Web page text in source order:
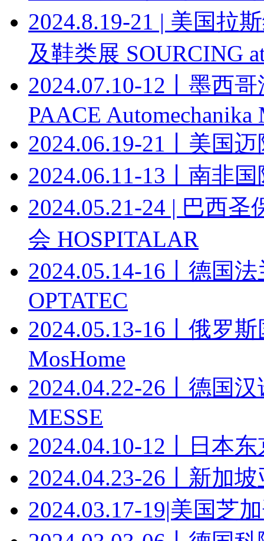
2024.8.19-21 | 美国拉
及鞋类展 SOURCING
2024.07.10-12丨墨西
PAACE Automechanika
2024.06.19-21丨美国
2024.06.11-13丨南非
2024.05.21-24 | 巴西
会 HOSPITALAR
2024.05.14-16丨德国
OPTATEC
2024.05.13-16丨俄罗
MosHome
2024.04.22-26丨德国
MESSE
2024.04.10-12丨日本
2024.04.23-26丨新加
2024.03.17-19|美国芝